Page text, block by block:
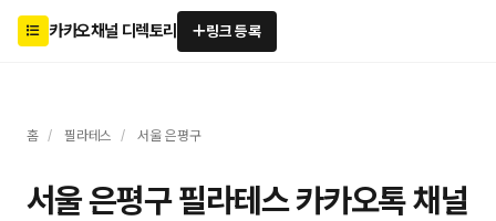
카카오채널 디렉토리 링크 등록
홈 / 필라테스 / 서울 은평구
서울 은평구 필라테스 카카오톡 채널